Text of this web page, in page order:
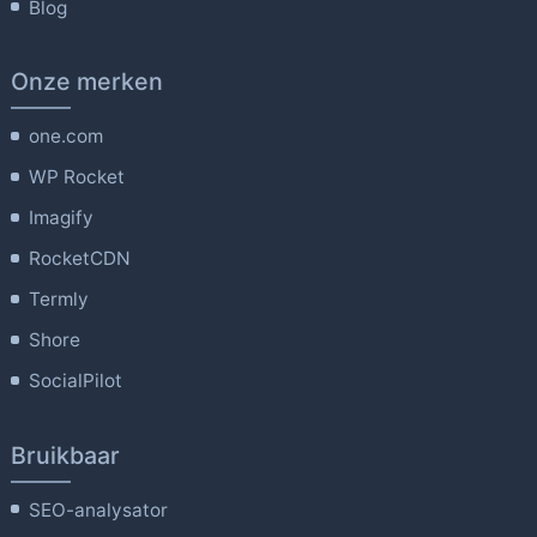
Blog
Onze merken
one.com
WP Rocket
Imagify
RocketCDN
Termly
Shore
SocialPilot
Bruikbaar
SEO-analysator